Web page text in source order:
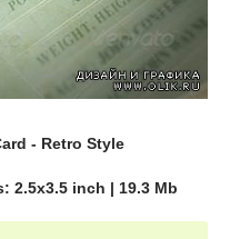
- Retro Style
2.5x3.5 inch | 19.3 Mb